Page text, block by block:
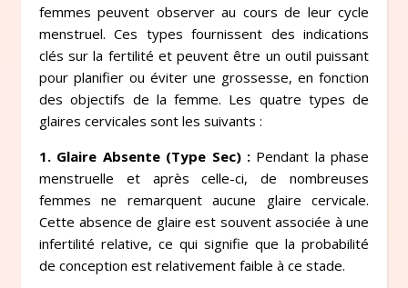
femmes peuvent observer au cours de leur cycle
menstruel. Ces types fournissent des indications
clés sur la fertilité et peuvent être un outil puissant
pour planifier ou éviter une grossesse, en fonction
des objectifs de la femme. Les quatre types de
glaires cervicales sont les suivants :
1. Glaire Absente (Type Sec) :Pendant la phase
menstruelle et après celle-ci, de nombreuses
femmes ne remarquent aucune glaire cervicale.
Cette absence de glaire est souvent associée à une
infertilité relative, ce qui signifie que la probabilité
de conception est relativement faible à ce stade.